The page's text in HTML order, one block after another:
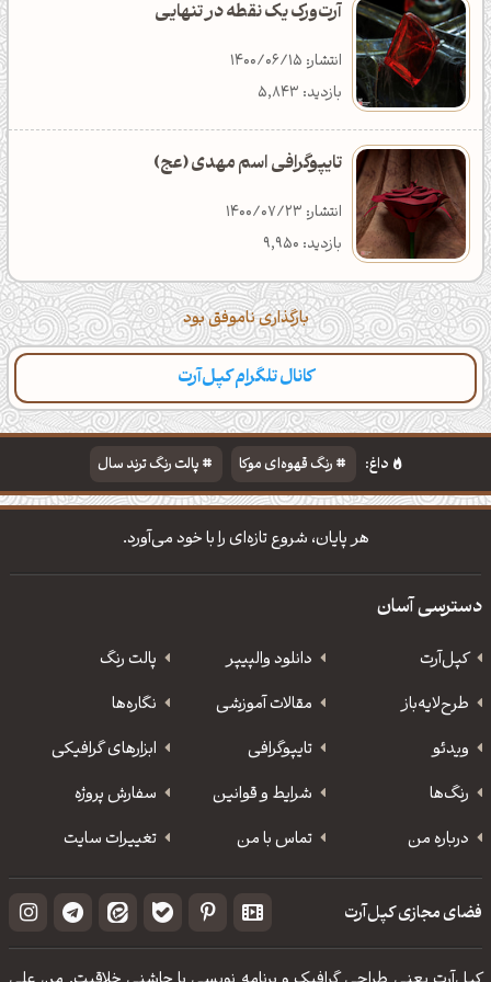
آرت‌ورک یک نقطه در تنهایـی
انتشار: 1400/06/15
بازدید: 5,843
تایپوگرافی اسم مهدی (عج)
انتشار: 1400/07/23
بازدید: 9,950
بارگذاری ناموفق بود
کانال تلگرام کپل‌آرت
داغ: رنگ قهوه‌ای موکا
پالت رنگ ترند سال
دانلود والپیپر مذهبی
تایپوگرافی شعر مولانا
هر پایان، شروع تازه‌ای را با خود می‌آورد.
دسترسی آسان
کپل‌آرت دانلود‌ والپیپر
پالت رنگ
طرح‌لایه‌باز
مقالات آموزشی
نگاره‌ها
ویدئو
‌تایپوگرافی
ابزارهای گرافیکی
رنگ‌ها
شرایط و قوانین
سفارش پروژه
درباره من
تماس با من تغییرات سایت
فضای مجازی کپل‌آرت